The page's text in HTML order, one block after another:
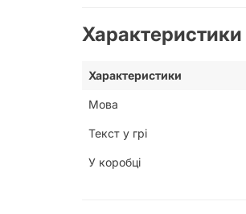
Характеристики
Характеристики
Мова
Текст у грі
У коробці